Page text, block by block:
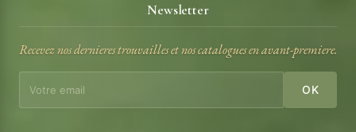
Newsletter
Recevez nos dernieres trouvailles et nos catalogues en avant-premiere.
OK